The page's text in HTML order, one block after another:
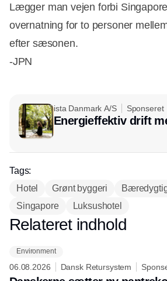
Lægger man vejen forbi
overnatning for to personer
efter sæsonen.
-JPN
ista Danmark A/S Sponseret
Energieffektiv drift
Tags:
Hotel
Grønt byggeri
Singapore
Luksushotel
Annonce
Relateret indhold
Environment
06.08.2026 Dansk Retursystem